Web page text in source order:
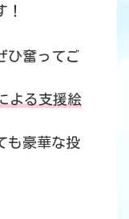
！
ひ奮ってご
よる支援絵
も豪華な投